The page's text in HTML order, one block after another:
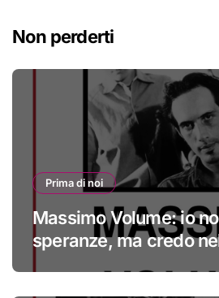
Non perderti
Prima di noi
Massimo Volume: io
speranze, ma credo